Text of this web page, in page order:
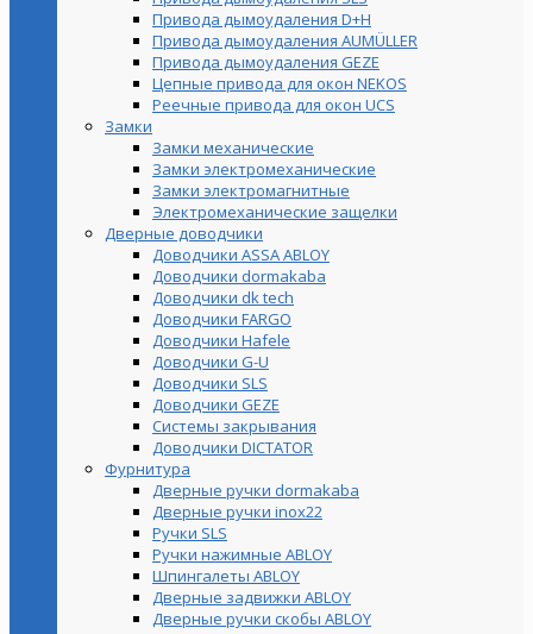
Привода дымоудаления D+H
Привода дымоудаления AUMÜLLER
Привода дымоудаления GEZE
Цепные привода для окон NEKOS
Реечные привода для окон UСS
Замки
Замки механические
Замки электромеханические
Замки электромагнитные
Электромеханические защелки
Дверные доводчики
Доводчики ASSA ABLOY
Доводчики dormakaba
Доводчики dk tech
Доводчики FARGO
Доводчики Hafele
Доводчики G-U
Доводчики SLS
Доводчики GEZE
Cистемы закрывания
Доводчики DICTATOR
Фурнитура
Дверные ручки dormakaba
Дверные ручки inox22
Ручки SLS
Ручки нажимные ABLOY
Шпингалеты ABLOY
Дверные задвижки ABLOY
Дверные ручки скобы ABLOY